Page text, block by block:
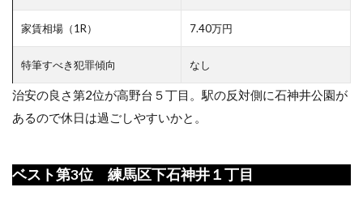
家賃相場（1R） 7.40万円
特筆すべき犯罪傾向 なし
治安の良さ第2位が高野台５丁目。駅の反対側に石神井公園が
あるので休日は過ごしやすいかと。
ベスト第3位 練馬区下石神井１丁目